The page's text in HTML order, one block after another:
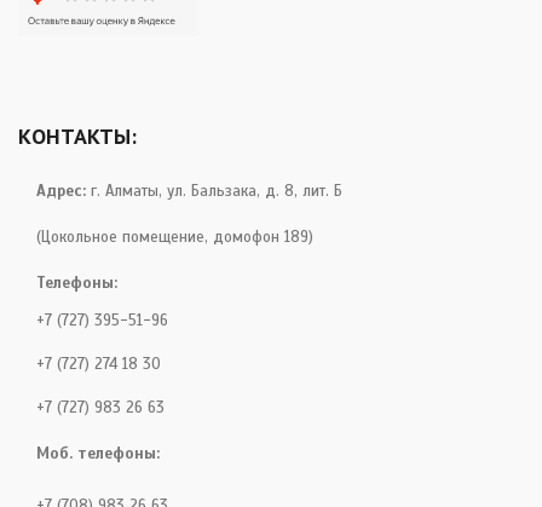
КОНТАКТЫ:
Адрес: г. Алматы, ул. Бальзака, д. 8, лит. Б
(Цокольное помещение, домофон 189)
Телефоны:
+7 (727) 395-51-96
+7 (727) 274 18 30
+7 (727) 983 26 63
Моб. телефоны: